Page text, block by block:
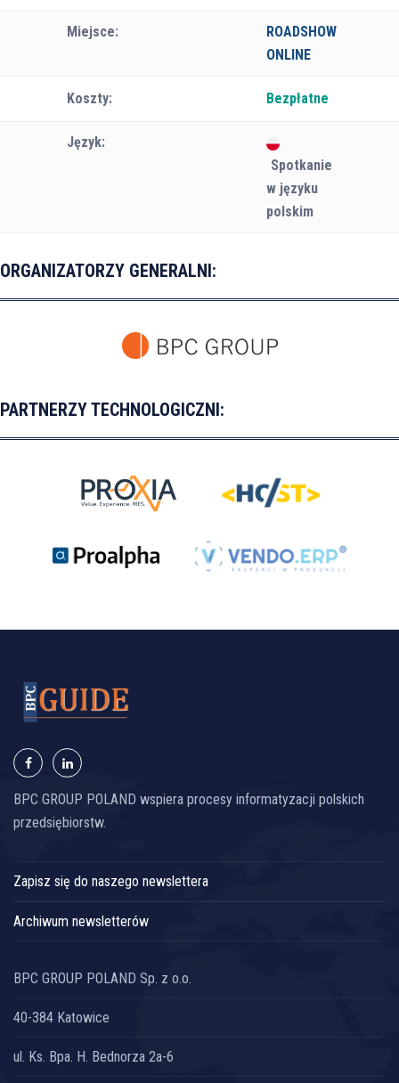
Miejsce:
ROADSHOW
ONLINE
Koszty: Bezpłatne
Język:
Spotkanie
w języku
polskim
ORGANIZATORZY GENERALNI:
PARTNERZY TECHNOLOGICZNI:
BPC GROUP POLAND wspiera procesy informatyzacji polskich
przedsiębiorstw.
Zapisz się do naszego newslettera
Archiwum newsletterów
BPC GROUP POLAND Sp. z o.o.
40-384 Katowice
ul. Ks. Bpa. H. Bednorza 2a-6